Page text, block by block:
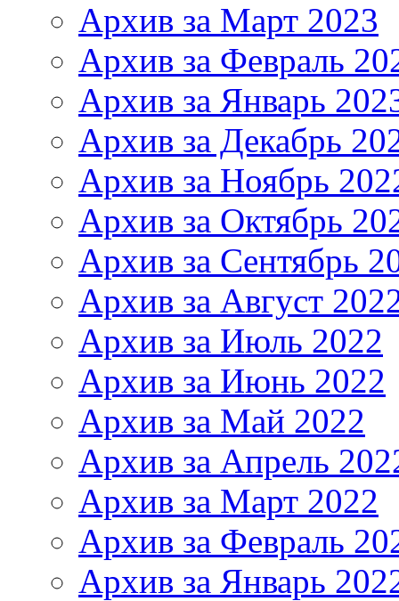
Архив за Март 2023
Архив за Февраль
Архив за Январь
Архив за Декабрь
Архив за Ноябрь
Архив за Октябрь
Архив за Сентябрь
Архив за Август
Архив за Июль 2022
Архив за Июнь 2022
Архив за Май 2022
Архив за Апрель
Архив за Март 2022
Архив за Февраль
Архив за Январь